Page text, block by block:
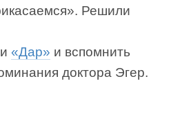
Решили
и «Дар» и вспомнить
доктора Эгер.